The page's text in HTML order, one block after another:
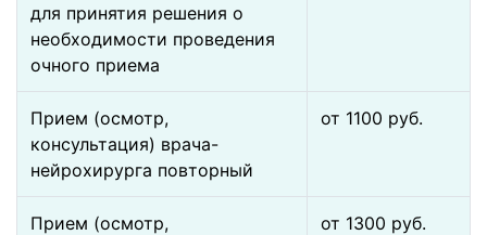
для принятия решения о
необходимости проведения
очного приема
Прием (осмотр,
консультация) врача-
нейрохирурга повторный
от 1100 pуб.
Прием (осмотр,
от 1300 pуб.